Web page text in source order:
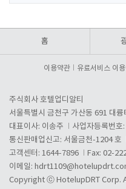
홈
이용약관 유료서비스 이
주식회사 호텔업디알티
서울특별시 금천구 가산동 691 대
대표이사: 이송주
사업자등록번
통신판매업신고: 서울금천-1204 호
고객센터: 1644-7896
Fax: 02-
이메일:
Copyright ⓒ HotelupDRT Corp.